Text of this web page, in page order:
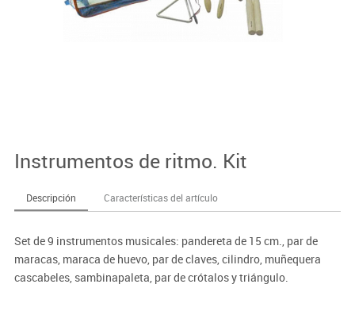
Instrumentos de ritmo. Kit
Descripción Características del artículo
Set de 9 instrumentos musicales: pandereta de 15 cm., par de
maracas, maraca de huevo, par de claves, cilindro, muñequera
cascabeles, sambinapaleta, par de crótalos y triángulo.